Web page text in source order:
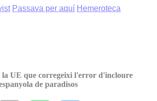
Passava per aquí Hemeroteca
la UE que corregeixi l'error d'incloure
de paradisos